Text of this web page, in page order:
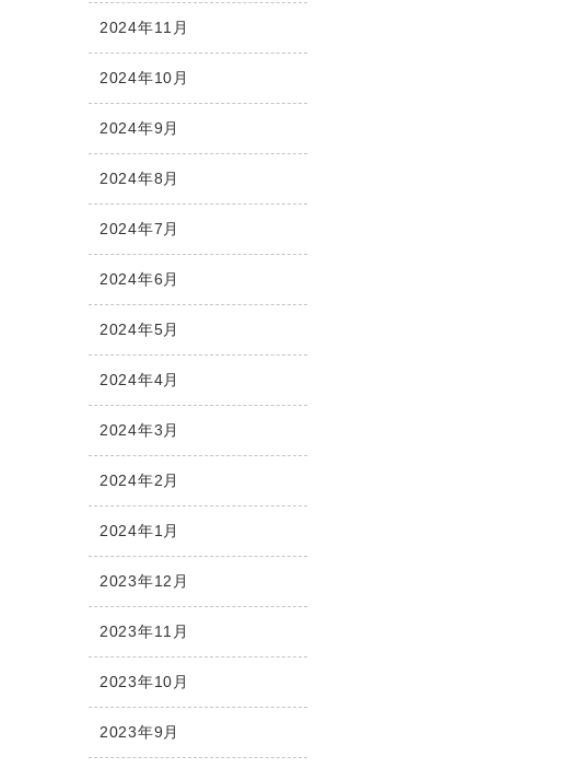
2024年11月
2024年10月
2024年9月
2024年8月
2024年7月
2024年6月
2024年5月
2024年4月
2024年3月
2024年2月
2024年1月
2023年12月
2023年11月
2023年10月
2023年9月